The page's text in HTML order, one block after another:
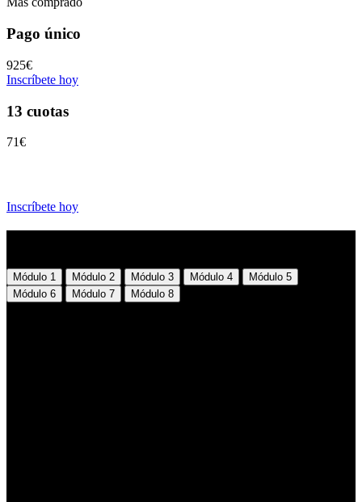
Pago único
925€
Inscríbete hoy
13 cuotas
71€
Inscríbete hoy
Módulo 1 Módulo 2 Módulo 3 Módulo 4
Módulo 5
Módulo 6
Módulo 7 Módulo 8